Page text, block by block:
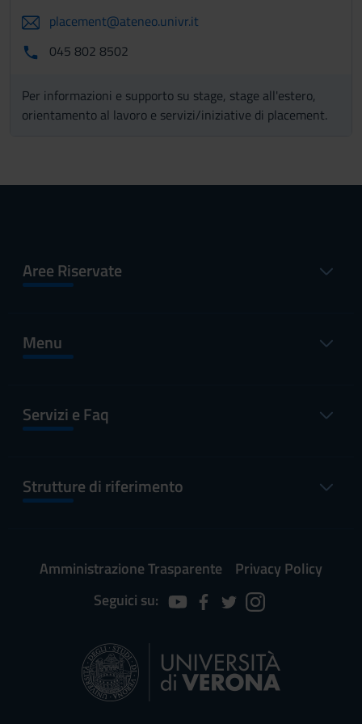
placement@ateneo.univr.it
045 802 8502
Per informazioni e supporto su stage, stage all'estero,
orientamento al lavoro e servizi/iniziative di placement.
Aree Riservate
Menu
Servizi e Faq
Strutture di riferimento
Amministrazione Trasparente
Privacy Policy
Seguici su: